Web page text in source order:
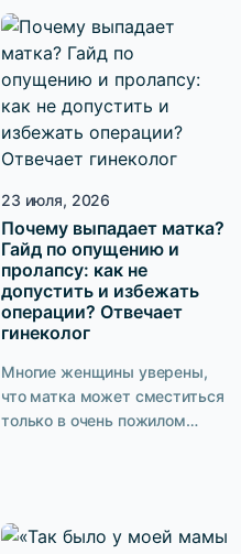
шпильках. Но почему тогда
одни женщины притягивают
взгляды в обычных джинсах
и футболке, а другие,
несмотря на идеальный
образ, чувствуют себя
— это не только то, что видят
окружающие. Это ещё и то,
как […]
23 июля, 2026
Почему выпадает матка?
Гайд по опущению и
пролапсу: как не
допустить и избежать
операции? Отвечает
гинеколог
Многие женщины уверены,
что матка может сместиться
только в очень пожилом
раньше. Мы попросили